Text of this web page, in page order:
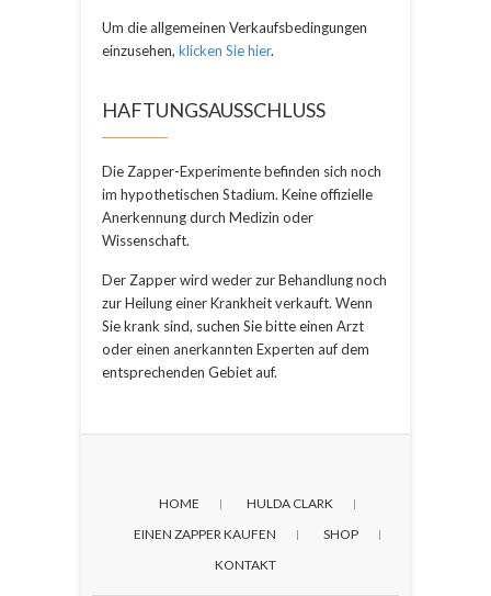
Um die allgemeinen Verkaufsbedingungen
einzusehen, klicken Sie hier.
HAFTUNGSAUSSCHLUSS
Die Zapper-Experimente befinden sich noch
im hypothetischen Stadium. Keine offizielle
Anerkennung durch Medizin oder
Wissenschaft.
Der Zapper wird weder zur Behandlung noch
zur Heilung einer Krankheit verkauft. Wenn
Sie krank sind, suchen Sie bitte einen Arzt
oder einen anerkannten Experten auf dem
entsprechenden Gebiet auf.
HOME
HULDA CLARK
EINEN ZAPPER KAUFEN
SHOP
KONTAKT